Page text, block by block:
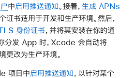
中启用推送通知。接着， 生成 APNs
个证书适用于开发和生产环境。然后，
身份证书，并将其安装在你的通
你分发 App 时，Xcode 会自动将
更改为生产环境。
项目中启用推送通知，以针对某个